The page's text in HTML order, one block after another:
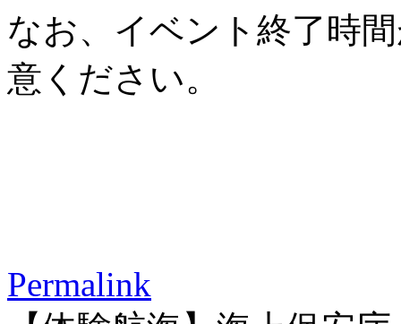
なお、イベント終了時
意ください。
Permalink